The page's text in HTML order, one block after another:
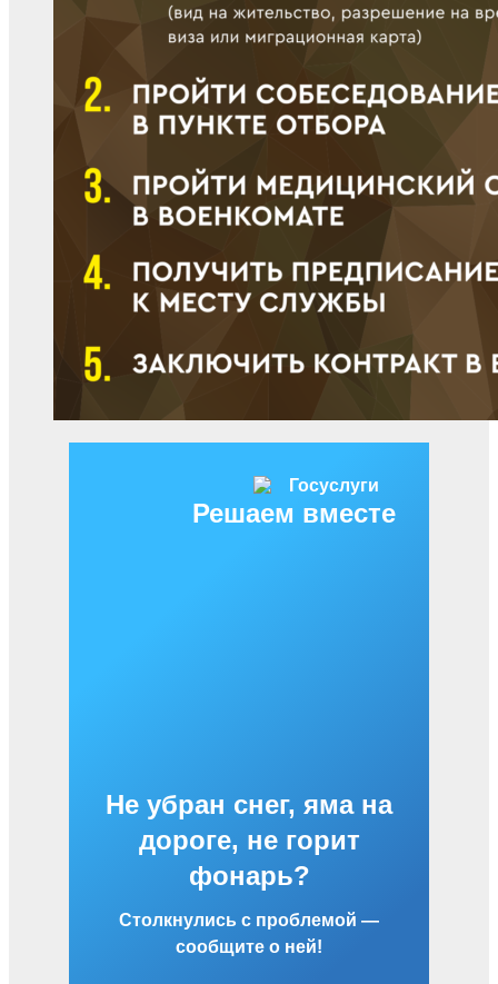
Решаем вместе
Не убран снег, яма на
дороге, не горит
фонарь?
Столкнулись с проблемой —
сообщите о ней!